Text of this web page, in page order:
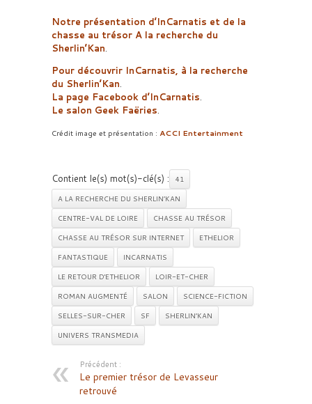
Notre présentation d’InCarnatis et de la
chasse au trésor A la recherche du
Sherlin’Kan.
Pour découvrir InCarnatis, à la recherche
du Sherlin’Kan.
La page Facebook d’InCarnatis.
Le salon Geek Faëries.
Crédit image et présentation : ACCI Entertainment
Contient le(s) mot(s)-clé(s) :
41
A LA RECHERCHE DU SHERLIN’KAN
CENTRE-VAL DE LOIRE
CHASSE AU TRÉSOR
CHASSE AU TRÉSOR SUR INTERNET
ETHELIOR
FANTASTIQUE
INCARNATIS
LE RETOUR D'ETHELIOR
LOIR-ET-CHER
ROMAN AUGMENTÉ
SALON
SCIENCE-FICTION
SELLES-SUR-CHER
SF
SHERLIN’KAN
UNIVERS TRANSMEDIA
Précédent :
Le premier trésor de Levasseur
retrouvé